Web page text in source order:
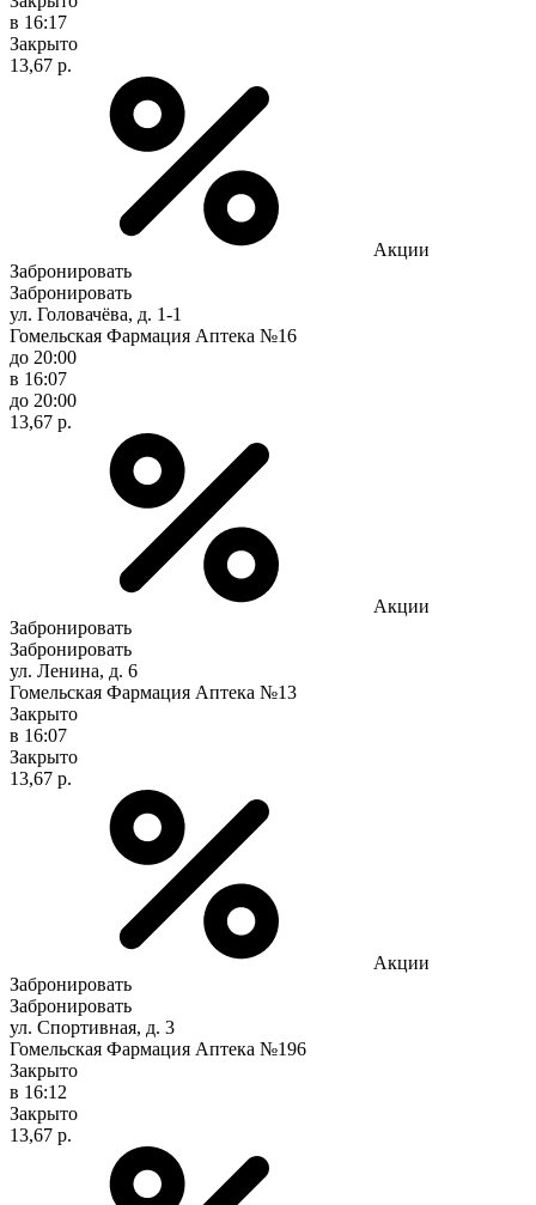
в 16:17
Закрыто
13,67 р.
Акции
Забронировать
Забронировать
ул. Головачёва, д. 1-1
Гомельская Фармация Аптека №16
до 20:00
в 16:07
до 20:00
13,67 р.
Акции
Забронировать
Забронировать
ул. Ленина, д. 6
Гомельская Фармация Аптека №13
Закрыто
в 16:07
Закрыто
13,67 р.
Акции
Забронировать
Забронировать
ул. Спортивная, д. 3
Гомельская Фармация Аптека №196
Закрыто
в 16:12
Закрыто
13,67 р.